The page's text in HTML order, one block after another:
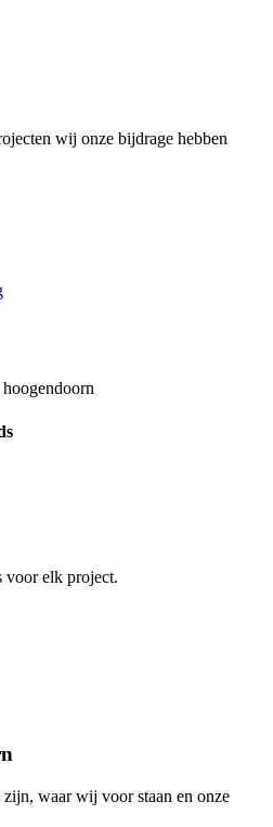
wij onze bijdrage hebben
voor elk project.
waar wij voor staan en onze